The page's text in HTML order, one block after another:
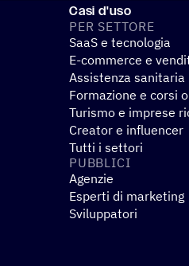
Casi d'uso
PER SETTORE
SaaS e tecnologia
E-commerce e
Assistenza sanitaria
Formazione e corsi
Turismo e imprese
Creator e influencer
Tutti i settori
PUBBLICI
Agenzie
Esperti di marketing
Sviluppatori